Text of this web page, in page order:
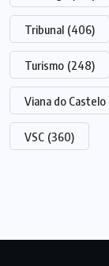
Tribunal (406)
Turismo (248)
Viana do Castelo
VSC (360)